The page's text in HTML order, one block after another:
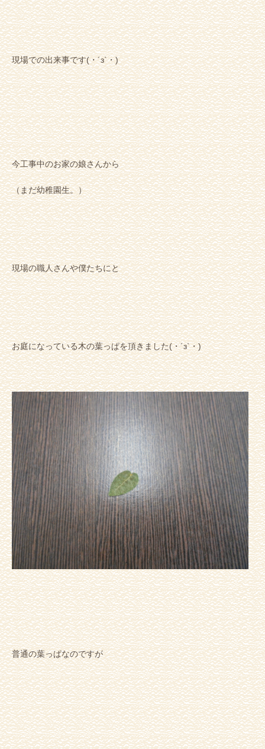
現場での出来事です(・´з`・)
今工事中のお家の娘さんから
（まだ幼稚園生。）
現場の職人さんや僕たちにと
お庭になっている木の葉っぱを頂きました(・´з`・)
普通の葉っぱなのですが